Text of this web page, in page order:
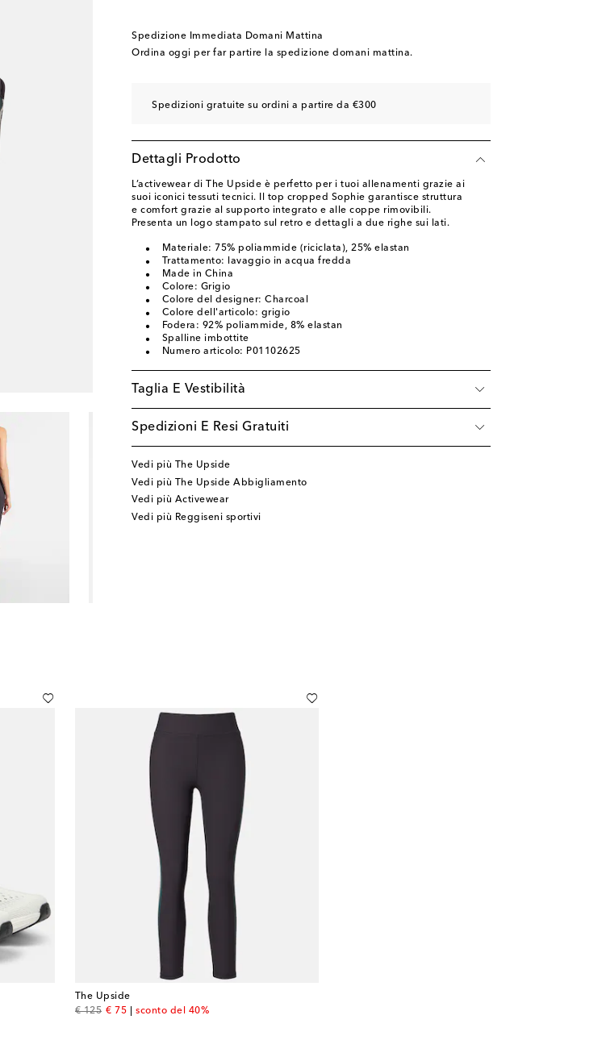
Spedizione Immediata Domani Mattina
Ordina oggi per far partire la spedizione domani mattina.
Spedizioni gratuite su ordini a partire da €300
Dettagli Prodotto
L’activewear di The Upside è perfetto per i tuoi allenamenti grazie ai
suoi iconici tessuti tecnici. Il top cropped Sophie garantisce struttura
e comfort grazie al supporto integrato e alle coppe rimovibili.
Presenta un logo stampato sul retro e dettagli a due righe sui lati.
Materiale: 75% poliammide (riciclata), 25% elastan
Trattamento: lavaggio in acqua fredda
Made in China
Colore: Grigio
Colore del designer: Charcoal
Colore dell'articolo: grigio
Fodera: 92% poliammide, 8% elastan
Spalline imbottite
Numero articolo: P01102625
Taglia E Vestibilità
Spedizioni E Resi Gratuiti
Vedi più The Upside
Vedi più The Upside Abbigliamento
Vedi più Activewear
Vedi più Reggiseni sportivi
The Upside
€ 125
original price
€ 75
discount price
sconto del 40%